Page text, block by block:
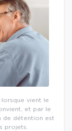
vient le
et par le
de détention est
projets.